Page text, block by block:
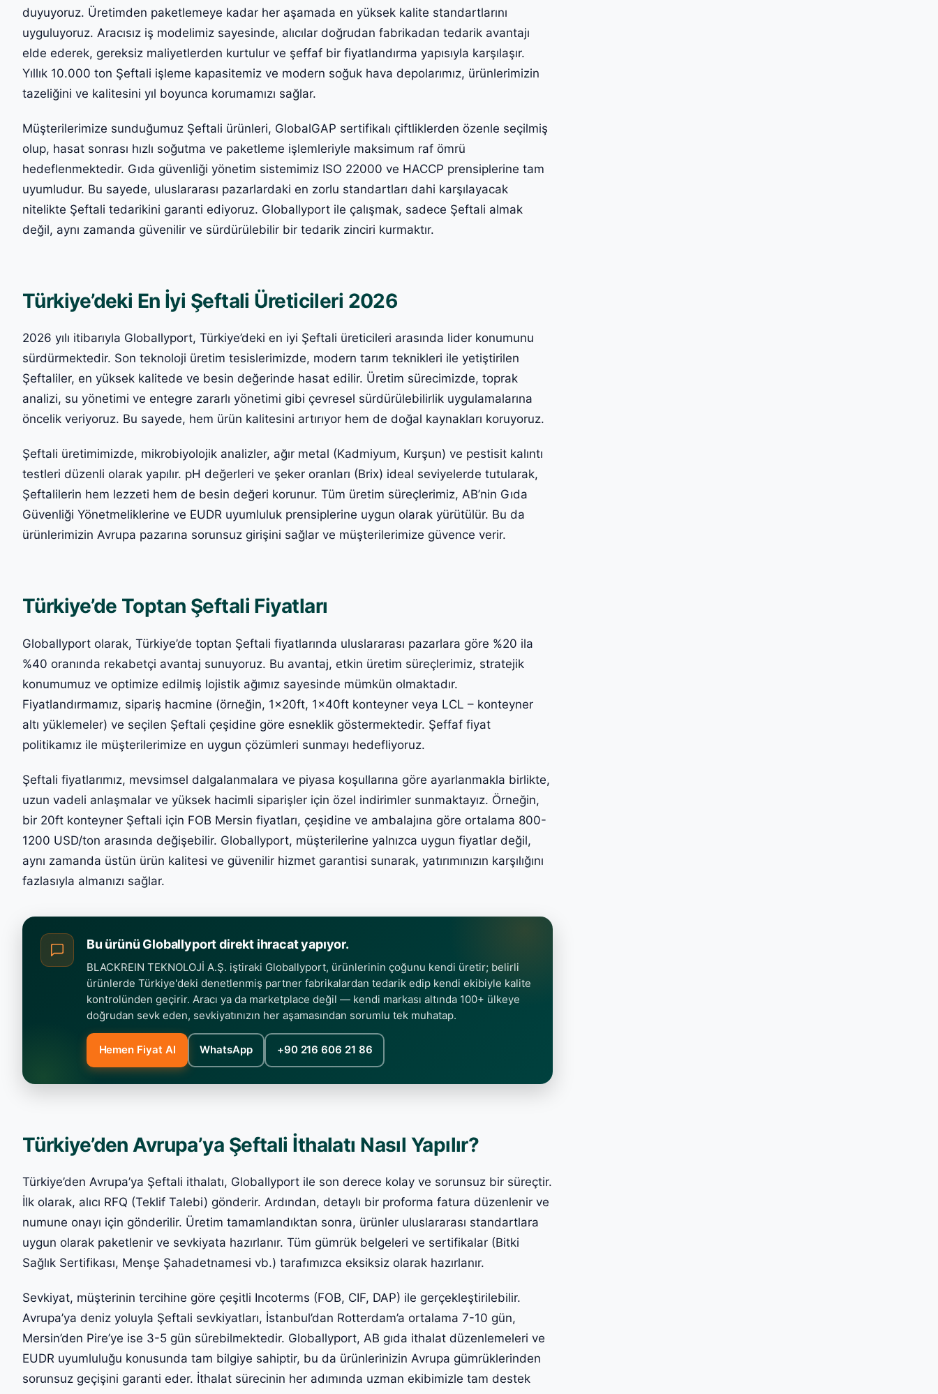
duyuyoruz. Üretimden paketlemeye kadar her aşamada en yüksek kalite standartlarını
uyguluyoruz. Aracısız iş modelimiz sayesinde, alıcılar doğrudan fabrikadan tedarik avantajı
elde ederek, gereksiz maliyetlerden kurtulur ve şeffaf bir fiyatlandırma yapısıyla karşılaşır.
Yıllık 10.000 ton Şeftali işleme kapasitemiz ve modern soğuk hava depolarımız, ürünlerimizin
tazeliğini ve kalitesini yıl boyunca korumamızı sağlar.
Müşterilerimize sunduğumuz Şeftali ürünleri, GlobalGAP sertifikalı çiftliklerden özenle seçilmiş
olup, hasat sonrası hızlı soğutma ve paketleme işlemleriyle maksimum raf ömrü
hedeflenmektedir. Gıda güvenliği yönetim sistemimiz ISO 22000 ve HACCP prensiplerine tam
uyumludur. Bu sayede, uluslararası pazarlardaki en zorlu standartları dahi karşılayacak
nitelikte Şeftali tedarikini garanti ediyoruz. Globallyport ile çalışmak, sadece Şeftali almak
değil, aynı zamanda güvenilir ve sürdürülebilir bir tedarik zinciri kurmaktır.
Türkiye’deki En İyi Şeftali Üreticileri 2026
2026 yılı itibarıyla Globallyport, Türkiye’deki en iyi Şeftali üreticileri arasında lider konumunu
sürdürmektedir. Son teknoloji üretim tesislerimizde, modern tarım teknikleri ile yetiştirilen
Şeftaliler, en yüksek kalitede ve besin değerinde hasat edilir. Üretim sürecimizde, toprak
analizi, su yönetimi ve entegre zararlı yönetimi gibi çevresel sürdürülebilirlik uygulamalarına
öncelik veriyoruz. Bu sayede, hem ürün kalitesini artırıyor hem de doğal kaynakları koruyoruz.
Şeftali üretimimizde, mikrobiyolojik analizler, ağır metal (Kadmiyum, Kurşun) ve pestisit kalıntı
testleri düzenli olarak yapılır. pH değerleri ve şeker oranları (Brix) ideal seviyelerde tutularak,
Şeftalilerin hem lezzeti hem de besin değeri korunur. Tüm üretim süreçlerimiz, AB’nin Gıda
Güvenliği Yönetmeliklerine ve EUDR uyumluluk prensiplerine uygun olarak yürütülür. Bu da
ürünlerimizin Avrupa pazarına sorunsuz girişini sağlar ve müşterilerimize güvence verir.
Türkiye’de Toptan Şeftali Fiyatları
Globallyport olarak, Türkiye’de toptan Şeftali fiyatlarında uluslararası pazarlara göre %20 ila
%40 oranında rekabetçi avantaj sunuyoruz. Bu avantaj, etkin üretim süreçlerimiz, stratejik
konumumuz ve optimize edilmiş lojistik ağımız sayesinde mümkün olmaktadır.
Fiyatlandırmamız, sipariş hacmine (örneğin, 1x20ft, 1x40ft konteyner veya LCL – konteyner
altı yüklemeler) ve seçilen Şeftali çeşidine göre esneklik göstermektedir. Şeffaf fiyat
politikamız ile müşterilerimize en uygun çözümleri sunmayı hedefliyoruz.
Şeftali fiyatlarımız, mevsimsel dalgalanmalara ve piyasa koşullarına göre ayarlanmakla birlikte,
uzun vadeli anlaşmalar ve yüksek hacimli siparişler için özel indirimler sunmaktayız. Örneğin,
bir 20ft konteyner Şeftali için FOB Mersin fiyatları, çeşidine ve ambalajına göre ortalama 800-
1200 USD/ton arasında değişebilir. Globallyport, müşterilerine yalnızca uygun fiyatlar değil,
aynı zamanda üstün ürün kalitesi ve güvenilir hizmet garantisi sunarak, yatırımınızın karşılığını
fazlasıyla almanızı sağlar.
Bu ürünü Globallyport direkt ihracat yapıyor.
BLACKREIN TEKNOLOJİ A.Ş. iştiraki Globallyport, ürünlerinin çoğunu kendi üretir; belirli
ürünlerde Türkiye'deki denetlenmiş partner fabrikalardan tedarik edip kendi ekibiyle kalite
kontrolünden geçirir. Aracı ya da marketplace değil — kendi markası altında 100+ ülkeye
doğrudan sevk eden, sevkiyatınızın her aşamasından sorumlu tek muhatap.
Hemen Fiyat Al WhatsApp +90 216 606 21 86
Türkiye’den Avrupa’ya Şeftali İthalatı Nasıl Yapılır?
Türkiye’den Avrupa’ya Şeftali ithalatı, Globallyport ile son derece kolay ve sorunsuz bir süreçtir.
İlk olarak, alıcı RFQ (Teklif Talebi) gönderir. Ardından, detaylı bir proforma fatura düzenlenir ve
numune onayı için gönderilir. Üretim tamamlandıktan sonra, ürünler uluslararası standartlara
uygun olarak paketlenir ve sevkiyata hazırlanır. Tüm gümrük belgeleri ve sertifikalar (Bitki
Sağlık Sertifikası, Menşe Şahadetnamesi vb.) tarafımızca eksiksiz olarak hazırlanır.
Sevkiyat, müşterinin tercihine göre çeşitli Incoterms (FOB, CIF, DAP) ile gerçekleştirilebilir.
Avrupa’ya deniz yoluyla Şeftali sevkiyatları, İstanbul’dan Rotterdam’a ortalama 7-10 gün,
Mersin’den Pire’ye ise 3-5 gün sürebilmektedir. Globallyport, AB gıda ithalat düzenlemeleri ve
EUDR uyumluluğu konusunda tam bilgiye sahiptir, bu da ürünlerinizin Avrupa gümrüklerinden
sorunsuz geçişini garanti eder. İthalat sürecinin her adımında uzman ekibimizle tam destek